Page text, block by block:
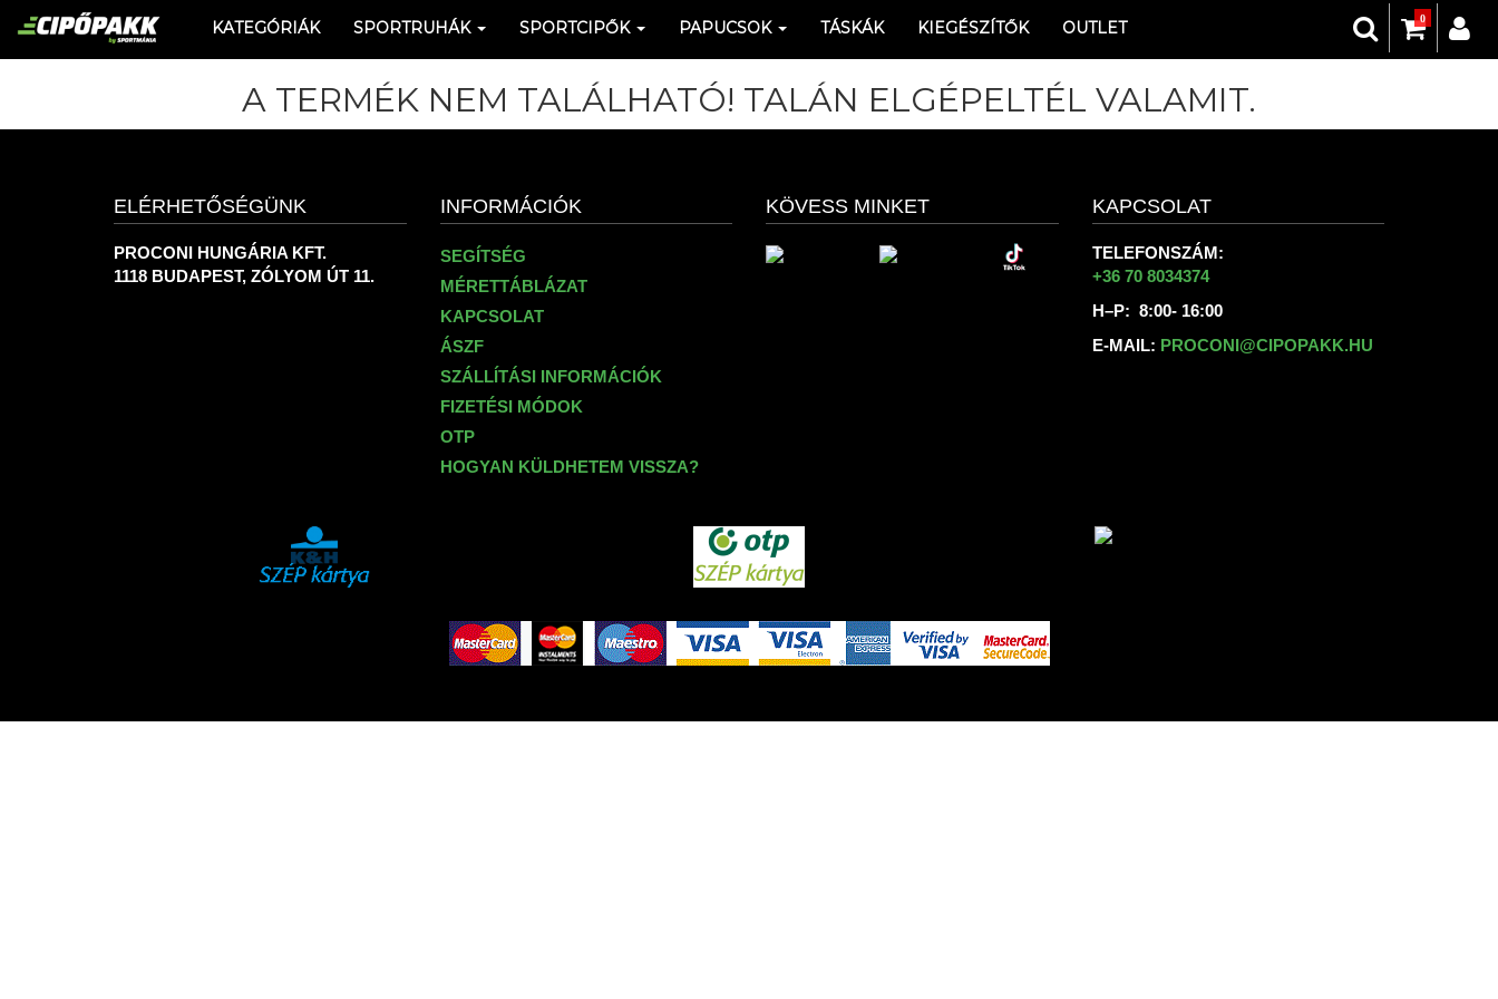
0
KATEGÓRIÁK SPORTRUHÁK SPORTCIPŐK PAPUCSOK TÁSKÁK KIEGÉSZÍTŐK OUTLET
A TERMÉK NEM TALÁLHATÓ! TALÁN ELGÉPELTÉL VALAMIT.
ELÉRHETŐSÉGÜNK
PROCONI HUNGÁRIA KFT.
1118 BUDAPEST, ZÓLYOM ÚT 11.
INFORMÁCIÓK
SEGÍTSÉG
MÉRETTÁBLÁZAT
KAPCSOLAT
ÁSZF
SZÁLLÍTÁSI INFORMÁCIÓK
FIZETÉSI MÓDOK
OTP
HOGYAN KÜLDHETEM VISSZA?
KÖVESS MINKET KAPCSOLAT
TELEFONSZÁM:
+36 70 8034374
H–P: 8:00- 16:00
E-MAIL: PROCONI@CIPOPAKK.HU